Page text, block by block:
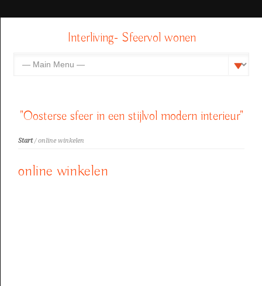
Interliving- Sfeervol wonen
"Oosterse sfeer in een stijlvol modern interieur"
Start/ online winkelen
online winkelen